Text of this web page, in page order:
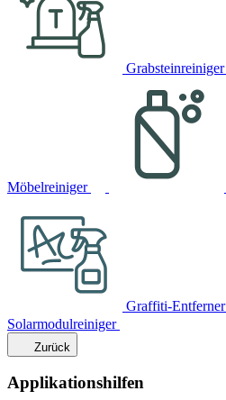
Grabsteinreiniger
Möbelreiniger
Graffiti-Entferner
Solarmodulreiniger
Zurück
Applikationshilfen